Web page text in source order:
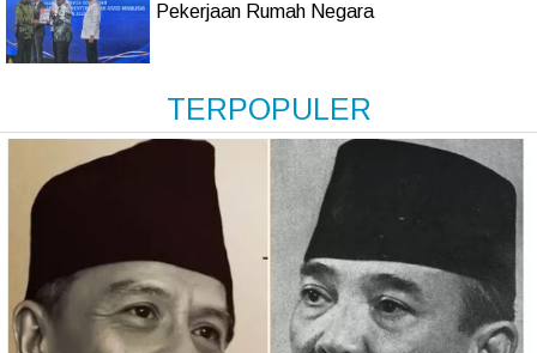
Pekerjaan Rumah Negara
TERPOPULER